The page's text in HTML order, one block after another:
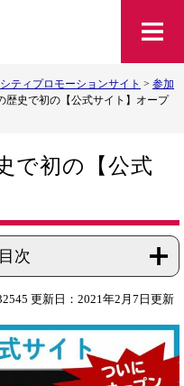
ティプロモーションサイト > 参加
歴史で初の【公式サイト】オープ
で初の【公式
次
更新日：2021年2月7日更新